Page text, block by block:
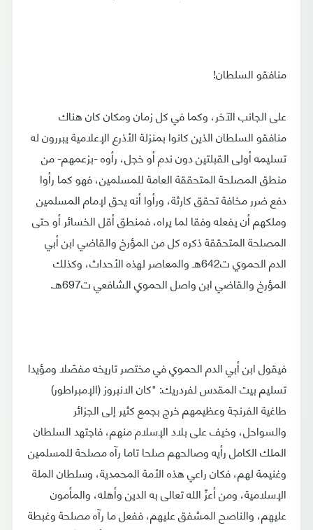
منافقو السلطان!
على الجانب الآخر، وكما في كل زمان ومكان كان هناك
منافقو السلطان الذين كانوا بمنزلة الأذرع الإعلامية يبررون له
تسليمه أولى القبلتين دون ندم أو خجل، رأوه -بزعمهم- من
منطق المصلحة المتحققة العامة للمسلمين، فهو كما رأوا
دفع ضرر مخافة تحقق كارثة، ورأوا أنه يحق لإمام المسلمين
وملكهم أن يفعله وفقا لما يراه، فمنطق أقل الخسائر أو حتى
المصلحة المتحققة ذكره كل من المؤرخ والقاضي ابن أبي
الدم الحموي ت642هـ والمعاصر لهذه الأحداث، وكذلك
المؤرخ والقاضي ابن واصل الحموي الشافعي ت697هـ.
فيقول ابن أبي الدم الحموي في مختصر تاريخه مفصّلا ومؤيدا
تسليم بيت المقدس لفردريك: "كان الانبروز (الإمبراطور)
طاغية الفرنجة وعظيمهم خرج بجمع كثير إلى الجزائر
والسواحل، وخيف على بلاد الإسلام منهم، فاجتهد السلطان
الملك الكامل رأيه وصالحهم صلحا تاما رآه مصلحة للمسلمين
وغنيمة لهم، فكان راعي هذه الأمة المحمدية، وسلطان الملة
الإسلامية، ومن أعزّ الله تعالى به الدين وأهله، والمأمون
عليهم، والناصح المشفق عليهم، ففعل ما رآه مصلحة وغبطة